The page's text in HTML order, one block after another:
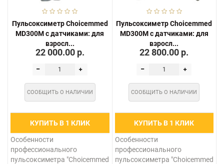
Пульсоксиметр Choicemmed
MD300M с датчиками: для
взросл...
22 000.00 р.
СООБЩИТЬ О НАЛИЧИИ
КУПИТЬ В 1 КЛИК
Особенности
профессионального
пульсоксиметра "Choicemmed
Пульсоксиметр Choicemmed
MD300M с датчиками: для
взросл...
22 800.00 р.
СООБЩИТЬ О НАЛИЧИИ
КУПИТЬ В 1 КЛИК
Особенности
профессионального
пульсоксиметра "Choicemmed